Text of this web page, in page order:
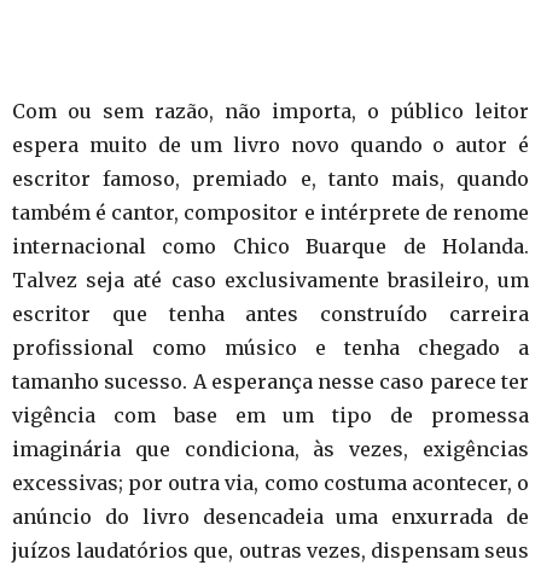
Com ou sem razão, não importa, o público leitor
espera muito de um livro novo quando o autor é
escritor famoso, premiado e, tanto mais, quando
também é cantor, compositor e intérprete de renome
internacional como Chico Buarque de Holanda.
Talvez seja até caso exclusivamente brasileiro, um
escritor que tenha antes construído carreira
profissional como músico e tenha chegado a
tamanho sucesso. A esperança nesse caso parece ter
vigência com base em um tipo de promessa
imaginária que condiciona, às vezes, exigências
excessivas; por outra via, como costuma acontecer, o
anúncio do livro desencadeia uma enxurrada de
juízos laudatórios que, outras vezes, dispensam seus